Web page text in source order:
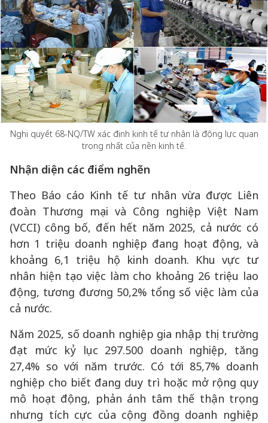
Nghị quyết 68-NQ/TW xác định kinh tế tư nhân là động lực quan
trọng nhất của nền kinh tế.
Nhận diện các điểm nghẽn
Theo Báo cáo Kinh tế tư nhân vừa được Liên
đoàn Thương mại và Công nghiệp Việt Nam
(VCCI) công bố, đến hết năm 2025, cả nước có
hơn 1 triệu doanh nghiệp đang hoạt động, và
khoảng 6,1 triệu hộ kinh doanh. Khu vực tư
nhân hiện tạo việc làm cho khoảng 26 triệu lao
động, tương đương 50,2% tổng số việc làm của
cả nước.
Năm 2025, số doanh nghiệp gia nhập thị trường
đạt mức kỷ lục 297.500 doanh nghiệp, tăng
27,4% so với năm trước. Có tới 85,7% doanh
nghiệp cho biết đang duy trì hoặc mở rộng quy
mô hoạt động, phản ánh tâm thế thận trọng
nhưng tích cực của cộng đồng doanh nghiệp